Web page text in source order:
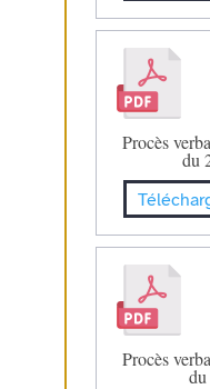
Procès
du
Procès